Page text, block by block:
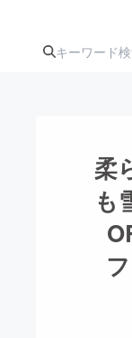
注目のリ
ターン
アー
テク
柔
も